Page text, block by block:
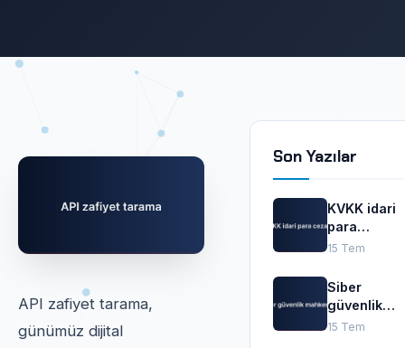
API zafiyet tarama,
günümüz dijital
Son Yazılar
KVKK idari
para
cezaları
15 Tem
Siber
güvenlik
mahkemesi
15 Tem